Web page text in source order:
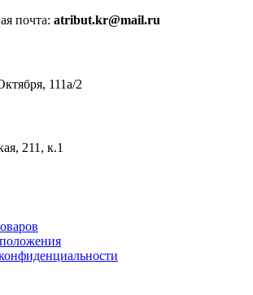
почта: atribut.kr@mail.ru
111а/2
211, к.1